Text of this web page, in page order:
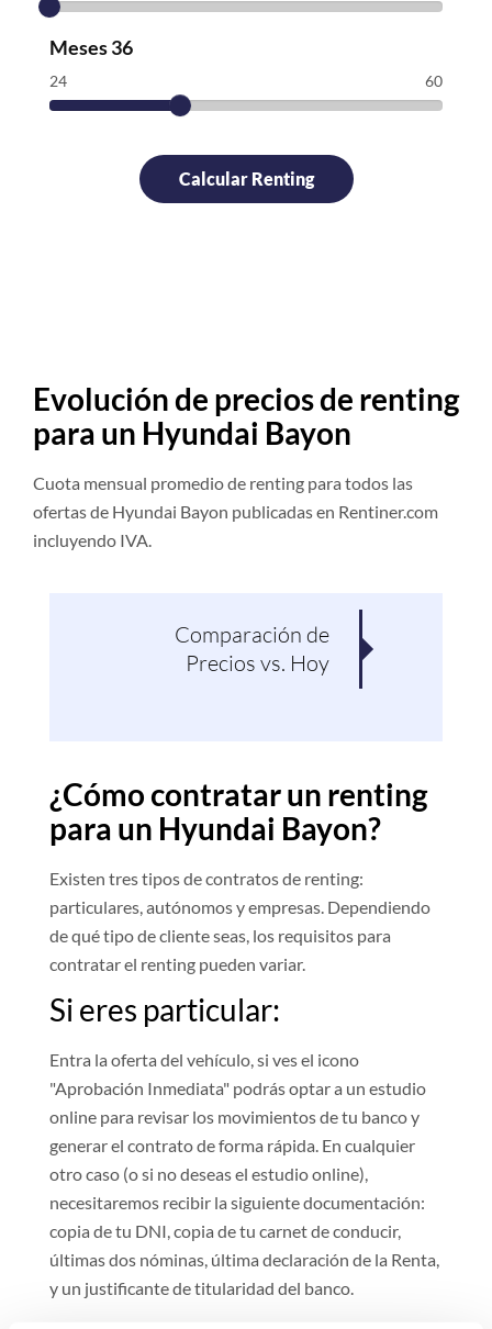
Meses36
24 60
Evolución de precios de renting
para un Hyundai Bayon
Cuota mensual promedio de renting para todos las
ofertas de Hyundai Bayon publicadas en Rentiner.com
incluyendo IVA.
Comparación de
Precios vs. Hoy
¿Cómo contratar un renting
para un Hyundai Bayon?
Existen tres tipos de contratos de renting:
particulares, autónomos y empresas. Dependiendo
de qué tipo de cliente seas, los requisitos para
contratar el renting pueden variar.
Si eres particular:
Entra la oferta del vehículo, si ves el icono
"Aprobación Inmediata" podrás optar a un estudio
online para revisar los movimientos de tu banco y
generar el contrato de forma rápida. En cualquier
otro caso (o si no deseas el estudio online),
necesitaremos recibir la siguiente documentación:
copia de tu DNI, copia de tu carnet de conducir,
últimas dos nóminas, última declaración de la Renta,
y un justificante de titularidad del banco.